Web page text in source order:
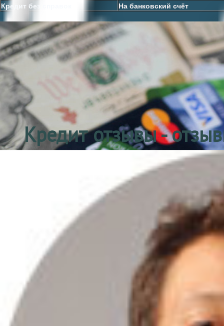
Кредит без справок
На банковский счёт
Кредит отзывы -